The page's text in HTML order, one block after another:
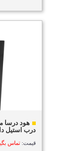
درب استیل
قیمت: تماس